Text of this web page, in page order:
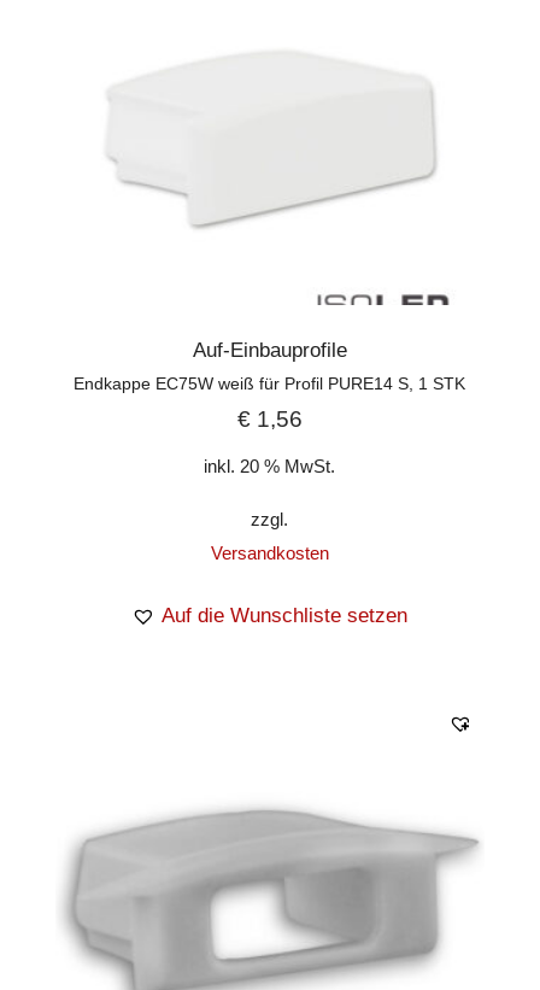
Auf-Einbauprofile
Endkappe EC75W weiß für Profil PURE14 S, 1 STK
€1,56
inkl. 20 % MwSt.
zzgl.
Versandkosten
Auf die Wunschliste setzen